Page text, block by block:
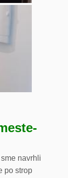
navrhli
po strop